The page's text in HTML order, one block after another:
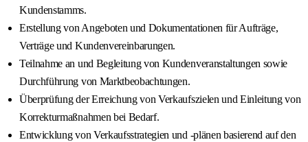
Kundenstamms.
Erstellung von Angeboten und Dokumentationen für Aufträge,
Verträge und Kundenvereinbarungen.
Teilnahme an und Begleitung von Kundenveranstaltungen sowie
Durchführung von Marktbeobachtungen.
Überprüfung der Erreichung von Verkaufszielen und Einleitung von
Korrekturmaßnahmen bei Bedarf.
Entwicklung von Verkaufsstrategien und -plänen basierend auf den